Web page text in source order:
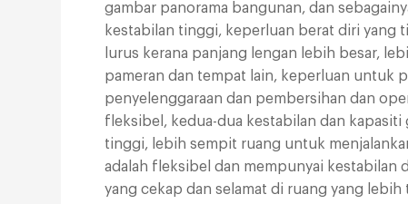
gambar panorama bangunan, dan
kestabilan tinggi, keperluan berat diri yang
lurus kerana panjang lengan lebih besar,
pameran dan tempat lain, keperluan untuk
penyelenggaraan dan pembersihan dan
fleksibel, kedua-dua kestabilan dan
tinggi, lebih sempit ruang untuk
adalah fleksibel dan mempunyai kestabilan
yang cekap dan selamat di ruang yang